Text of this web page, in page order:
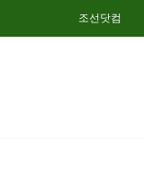
조선닷컴